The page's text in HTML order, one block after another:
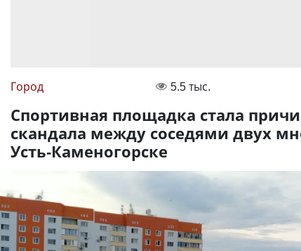
Город 5.5 тыс.
Спортивная площадка стала
скандала между соседями двух
Усть-Каменогорске